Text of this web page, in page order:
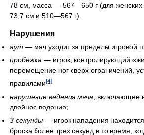
78 см, масса — 567—650 г (для женских
73,7 см и 510—567 г).
Нарушения
аут — мяч уходит за пределы игровой
пробежка — игрок, контролирующий
перемещение ног сверх ограничений,
правилами [4]
нарушение ведения мяча , включающее
двойное ведение;
3 секунды — игрок нападения
броска более трех секунд в то время,